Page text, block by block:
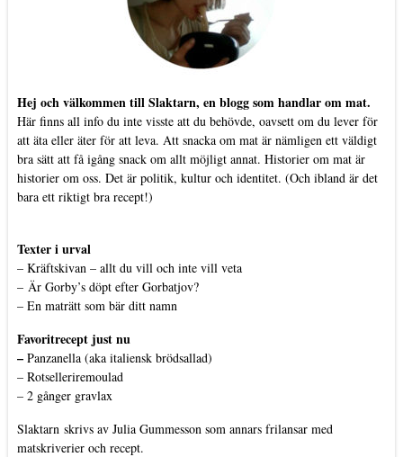
Hej och välkommen till Slaktarn, en blogg som handlar om mat.
Här finns all info du inte visste att du behövde, oavsett om du lever för
att äta eller äter för att leva. Att snacka om mat är nämligen ett väldigt
bra sätt att få igång snack om allt möjligt annat. Historier om mat är
historier om oss. Det är politik, kultur och identitet. (Och ibland är det
bara ett riktigt bra recept!)
Texter i urval
– Kräftskivan – allt du vill och inte vill veta
– Är Gorby’s döpt efter Gorbatjov?
– En maträtt som bär ditt namn
Favoritrecept just nu
– Panzanella (aka italiensk brödsallad)
– Rotselleriremoulad
– 2 gånger gravlax
Slaktarn skrivs av Julia Gummesson som annars frilansar med
matskriverier och recept.